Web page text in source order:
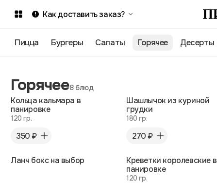
Как доставить заказ?
Пицца Бургеры Салаты Горячее Десерты
Горячее8 блюд
Кольца кальмара в
панировке
120 гр.
350 ₽
Шашлычок из куриной
грудки
180 гр.
270 ₽
Ланч бокс на выбор
Креветки королевские в
панировке
120 гр.